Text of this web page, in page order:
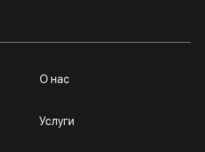
О нас
Услуги